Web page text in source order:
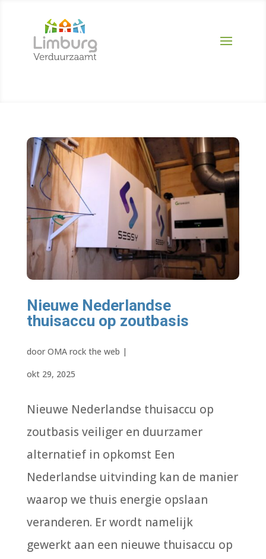
Nieuwe Nederlandse
thuisaccu op zoutbasis
door OMA rock the web |
okt 29, 2025
Nieuwe Nederlandse thuisaccu op
zoutbasis veiliger en duurzamer
alternatief in opkomst Een
Nederlandse uitvinding kan de manier
waarop we thuis energie opslaan
veranderen. Er wordt namelijk
gewerkt aan een nieuwe thuisaccu op